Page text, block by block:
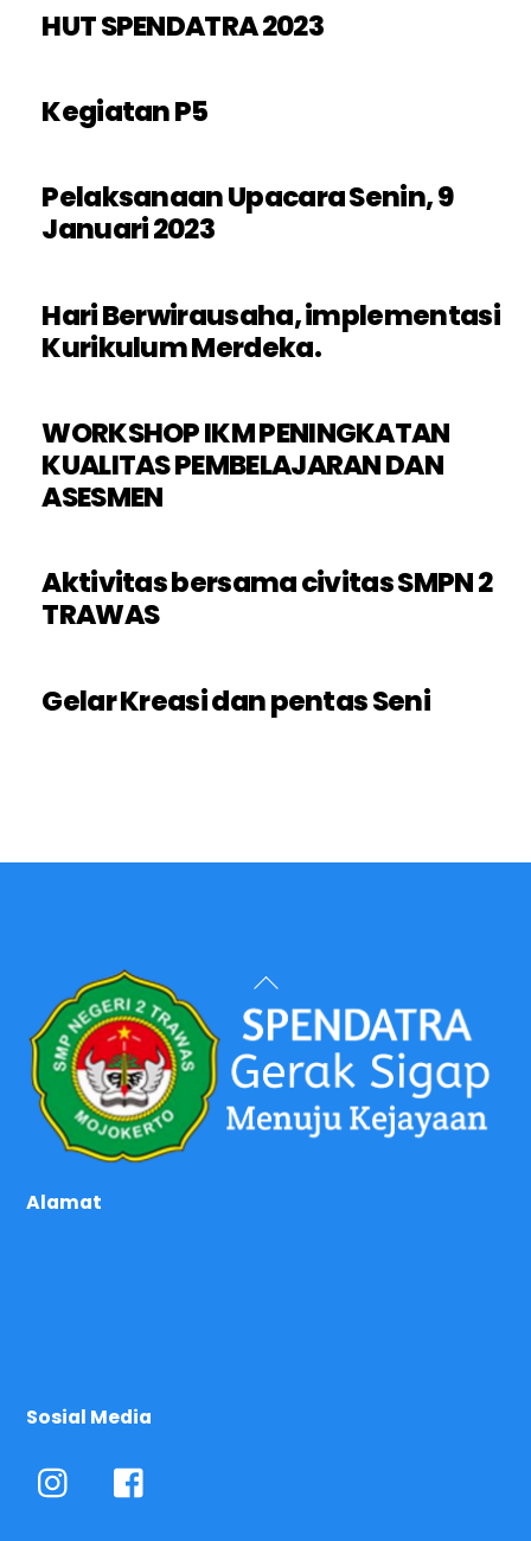
HUT SPENDATRA 2023
Kegiatan P5
Pelaksanaan Upacara Senin, 9
Januari 2023
Hari Berwirausaha, implementasi
Kurikulum Merdeka.
WORKSHOP IKM PENINGKATAN
KUALITAS PEMBELAJARAN DAN
ASESMEN
Aktivitas bersama civitas SMPN 2
TRAWAS
Gelar Kreasi dan pentas Seni
Back
To
Top
Alamat
Sosial Media